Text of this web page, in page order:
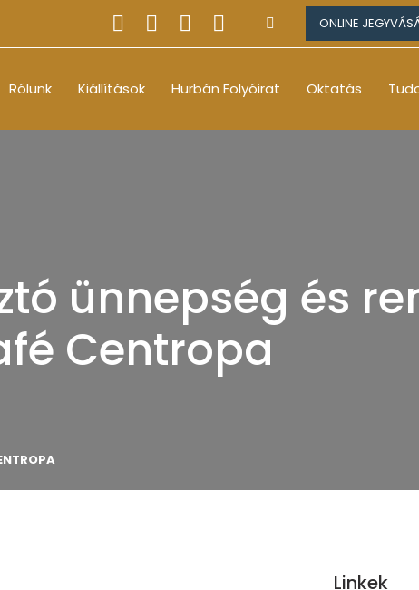
ONLINE
Rólunk Kiállítások Hurbán Folyóirat Oktatás
ünnepség és
Centropa
Linkek